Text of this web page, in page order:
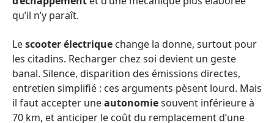
qu’il n’y paraît.
Lescooter électrique change la donne, surtout pour
les citadins. Recharger chez soi devient un geste
banal. Silence, disparition des émissions directes,
entretien simplifié : ces arguments pèsent lourd. Mais
il faut accepter uneautonomiesouvent inférieure à
70 km, et anticiper le coût du remplacement d’une